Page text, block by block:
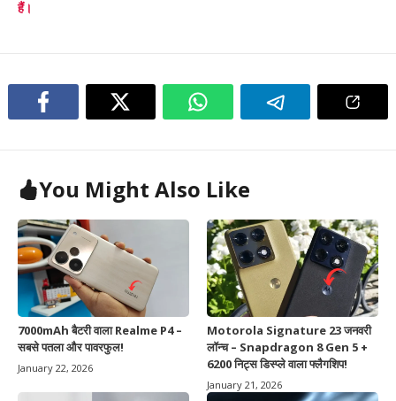
हैं।
You Might Also Like
7000mAh बैटरी वाला Realme P4 –
सबसे पतला और पावरफुल!
January 22, 2026
Motorola Signature 23 जनवरी
लॉन्च – Snapdragon 8 Gen 5 +
6200 निट्स डिस्प्ले वाला फ्लैगशिप!
January 21, 2026